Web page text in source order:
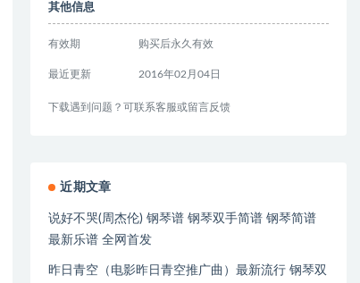
其他信息
有效期 购买后永久有效
最近更新 2016年02月04日
下载遇到问题？可联系客服或留言反馈
近期文章
说好不哭(周杰伦) 钢琴谱 钢琴双手简谱 钢琴简谱
最新乐谱 全网首发
昨日青空（电影昨日青空推广曲）最新流行 钢琴双